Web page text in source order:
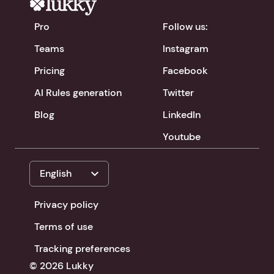
Pro
Teams
Pricing
AI Rules generation
Blog
Follow us:
Instagram
Facebook
Twitter
LinkedIn
Youtube
English expand_more
Privacy policy
Terms of use
Tracking preferences
© 2026 Lukky